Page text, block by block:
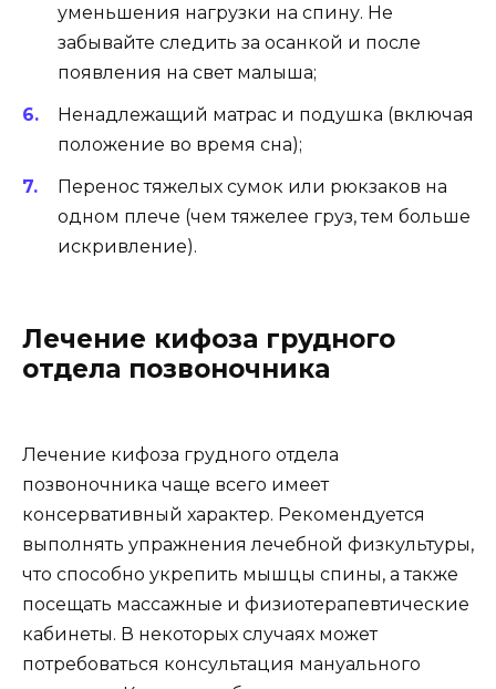
уменьшения нагрузки на спину. Не
забывайте следить за осанкой и после
появления на свет малыша;
Ненадлежащий матрас и подушка (включая
положение во время сна);
Перенос тяжелых сумок или рюкзаков на
одном плече (чем тяжелее груз, тем больше
искривление).
Лечение кифоза грудного
отдела позвоночника
Лечение кифоза грудного отдела
позвоночника чаще всего имеет
консервативный характер. Рекомендуется
выполнять упражнения лечебной физкультуры,
что способно укрепить мышцы спины, а также
посещать массажные и физиотерапевтические
кабинеты. В некоторых случаях может
потребоваться консультация мануального